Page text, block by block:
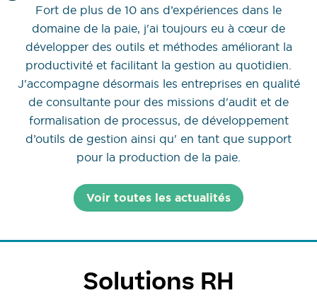
Fort de plus de 10 ans d’expériences dans le
domaine de la paie, j'ai toujours eu à cœur de
développer des outils et méthodes améliorant la
productivité et facilitant la gestion au quotidien.
J'accompagne désormais les entreprises en qualité
de consultante pour des missions d'audit et de
formalisation de processus, de développement
d’outils de gestion ainsi qu' en tant que support
pour la production de la paie.
Voir toutes les actualités
Solutions RH